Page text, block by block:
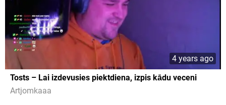
4 years ago
Tosts – Lai izdevusies piektdiena, izpis kādu veceni
Artjomkaaa